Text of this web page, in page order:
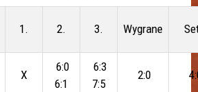
1. 2. 3. Wygrane
X
6:0
6:1
6:3
7:5
2:0